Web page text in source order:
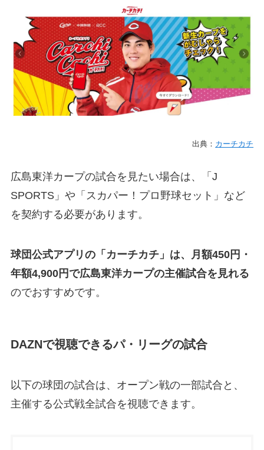
出典： カーチカチ
広島東洋カープの試合を見たい場合は、「J
SPORTS」や「スカパー！プロ野球セット」など
を契約する必要があります。
球団公式アプリの「カーチカチ」は、月額450円・
年額4,900円で広島東洋カープの主催試合を見れる
のでおすすめです。
DAZNで視聴できるパ・リーグの試合
以下の球団の試合は、オープン戦の一部試合と、
主催する公式戦全試合を視聴できます。